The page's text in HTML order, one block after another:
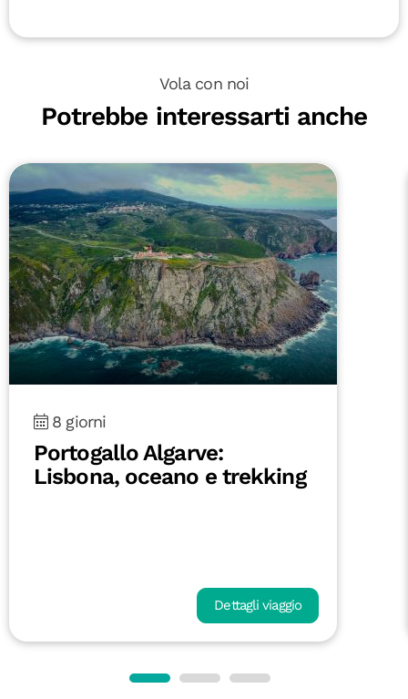
Vola con noi
Potrebbe interessarti anche
8 giorni
Portogallo Algarve:
Lisbona, oceano e trekking
Dettagli viaggio